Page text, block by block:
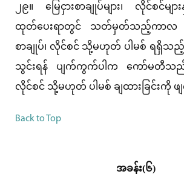
၂၉။ မြေငှားစာချုပ်များ၊ လိုင်စင်မျ
ထုတ်ပေးရာတွင် သတ်မှတ်သည့်ကာလ အ
စာချုပ်၊ လိုင်စင် သို့မဟုတ် ပါမစ် ရရှိသည့်
သွင်းရန် ပျက်ကွက်ပါက ကော်မတီသည် မ
လိုင်စင် သို့မဟုတ် ပါမစ် ချထားခြင်းကို
Back to Top
အခန်း(၆)